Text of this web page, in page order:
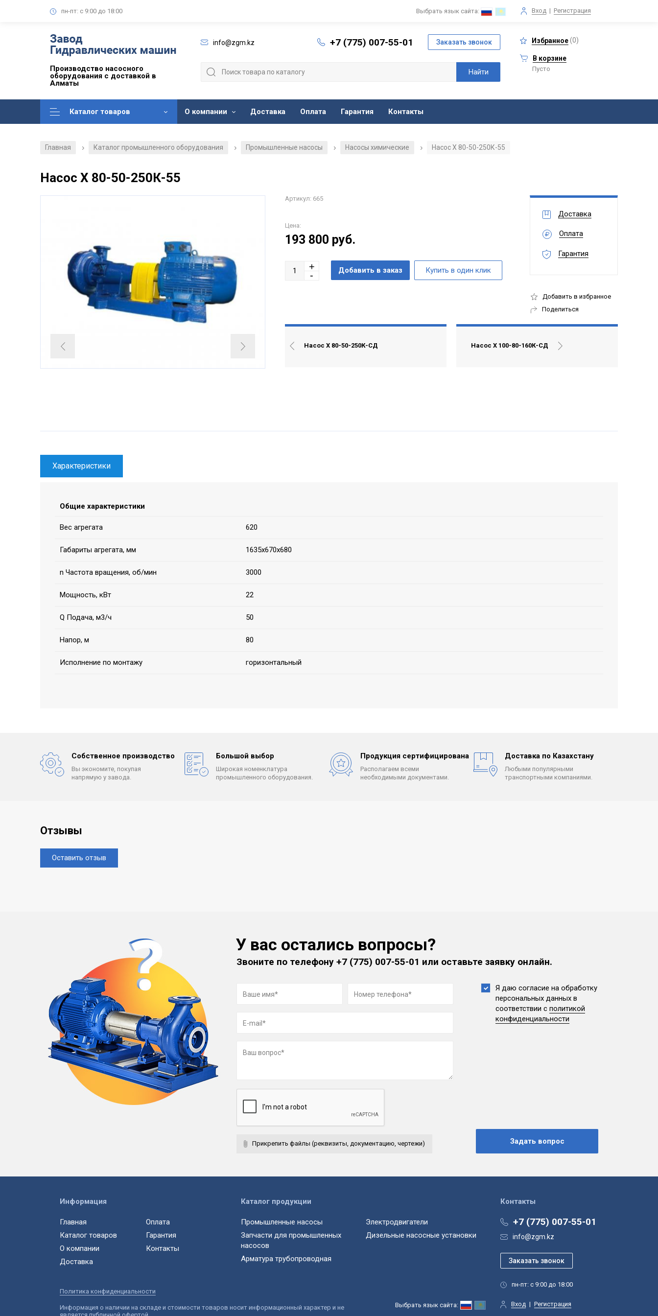
пн-пт: с 9:00 до 18:00 Вход | Регистрация
Выбрать язык сайта:
Производство насосного
оборудования с доставкой в
Алматы
info@zgm.kz +7 (775) 007-55-01 Избранное(0)
В корзине
Пусто
Каталог товаров О компании Доставка Оплата Гарантия Контакты
Главная / Каталог промышленного оборудования / Промышленные насосы / Насосы химические / Насос Х 80-50-250К-55
Насос Х 80-50-250К-55
Артикул: 665
Цена:
193 800 руб.
Доставка
Оплата
Гарантия
Добавить в избранное
Поделиться
Насос Х 80-50-250К-СД Насос Х 100-80-160К-СД
Характеристики
Общие характеристики
Вес агрегата 620
Габариты агрегата, мм 1635х670х680
n Частота вращения, об/мин 3000
Мощность, кВт 22
Q Подача, м3/ч 50
Напор, м 80
Исполнение по монтажу горизонтальный
Собственное производство
Вы экономите, покупая
напрямую у завода.
Большой выбор
Широкая номенклатура
промышленного оборудования.
Продукция сертифицирована
Располагаем всеми
необходимыми документами.
Доставка по Казахстану
Любыми популярными
транспортными компаниями.
Отзывы
Оставить отзыв
У вас остались вопросы?
Звоните по телефону+7 (775) 007-55-01 или оставьте заявку онлайн.
Прикрепить файлы (реквизиты, документацию, чертежи)
Я даю согласие на обработку
персональных данных в
соответствии с политикой
конфиденциальности
Контакты
+7 (775) 007-55-01
info@zgm.kz
пн-пт: с 9:00 до 18:00
Вход | Регистрация
Выбрать язык сайта:
Информация
Главная
Каталог товаров
О компании
Доставка
Оплата
Гарантия
Контакты
Каталог продукции
Промышленные насосы
Запчасти для промышленных
насосов
Арматура трубопроводная
Электродвигатели
Дизельные насосные установки
Политика конфиденциальности
Информация о наличии на складе и стоимости товаров носит информационный характер и не